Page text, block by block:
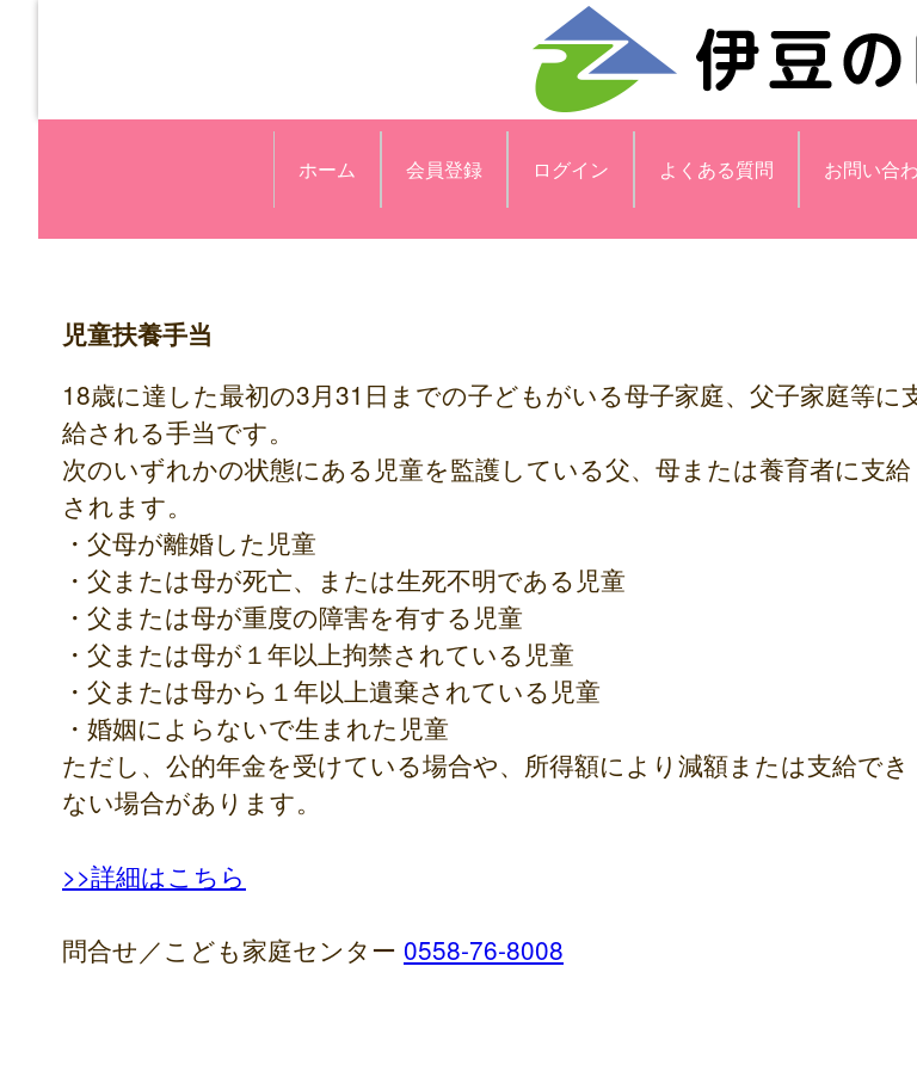
ホーム 会員登録 ログイン よくある質問 お問い合
児童扶養手当
18歳に達した最初の3月31日までの子どもがいる母子家庭、父子家庭等に
給される手当です。
次のいずれかの状態にある児童を監護している父、母または養育者に支給
されます。
・父母が離婚した児童
・父または母が死亡、または生死不明である児童
・父または母が重度の障害を有する児童
・父または母が１年以上拘禁されている児童
・父または母から１年以上遺棄されている児童
・婚姻によらないで生まれた児童
ただし、公的年金を受けている場合や、所得額により減額または支給でき
ない場合があります。
>>詳細はこちら
問合せ／こども家庭センター 0558-76-8008